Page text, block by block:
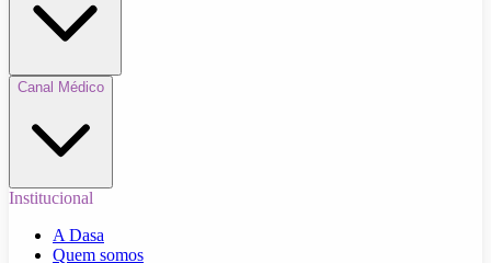
Canal Médico
Institucional
A Dasa
Quem somos